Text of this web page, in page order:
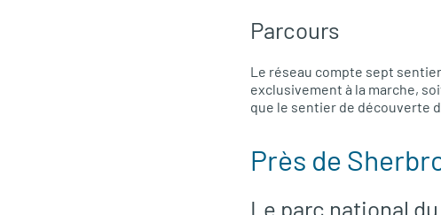
Parcours
Le réseau compte sept
exclusivement à la marche,
que le sentier de découverte
Près de
Le parc national